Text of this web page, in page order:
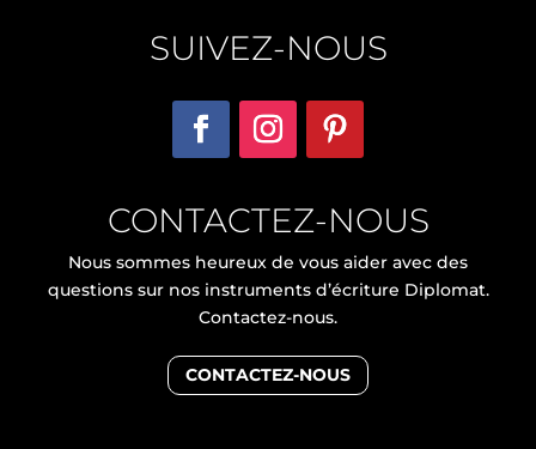
SUIVEZ-NOUS
CONTACTEZ-NOUS
Nous sommes heureux de vous aider avec des
questions sur nos instruments d’écriture Diplomat.
Contactez-nous.
CONTACTEZ-NOUS